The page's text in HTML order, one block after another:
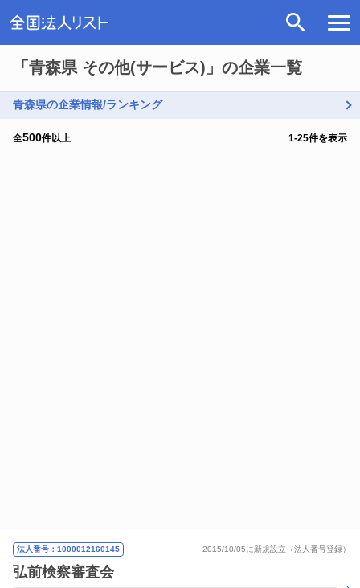
「青森県 その他(サービス)」の企業一覧
青森県の企業情報/ランキング
全500件以上 1-25件を表示
法人番号：1000012160145 2015/10/05に新規設立（法人番号登録）
弘前検察審査会